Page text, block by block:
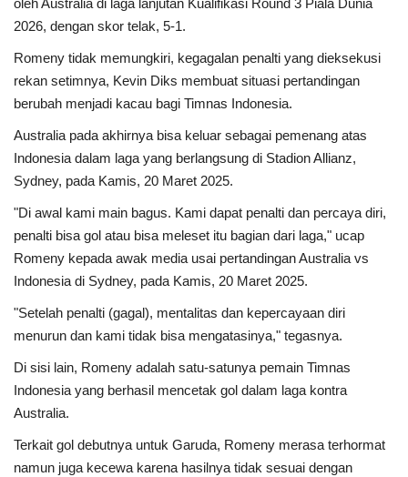
Layanan Publik
Perempuan/Anak
oleh Australia di laga lanjutan Kualifikasi Round 3 Piala Dunia
2026, dengan skor telak, 5-1.
Romeny tidak memungkiri, kegagalan penalti yang dieksekusi
rekan setimnya, Kevin Diks membuat situasi pertandingan
berubah menjadi kacau bagi Timnas Indonesia.
Australia pada akhirnya bisa keluar sebagai pemenang atas
Indonesia dalam laga yang berlangsung di Stadion Allianz,
Sydney, pada Kamis, 20 Maret 2025.
"Di awal kami main bagus. Kami dapat penalti dan percaya diri,
penalti bisa gol atau bisa meleset itu bagian dari laga," ucap
Romeny kepada awak media usai pertandingan Australia vs
Indonesia di Sydney, pada Kamis, 20 Maret 2025.
"Setelah penalti (gagal), mentalitas dan kepercayaan diri
menurun dan kami tidak bisa mengatasinya," tegasnya.
Di sisi lain, Romeny adalah satu-satunya pemain Timnas
Indonesia yang berhasil mencetak gol dalam laga kontra
Australia.
Terkait gol debutnya untuk Garuda, Romeny merasa terhormat
namun juga kecewa karena hasilnya tidak sesuai dengan